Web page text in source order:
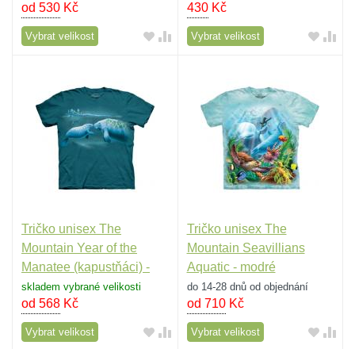
od 530 Kč
Vybrat velikost
430Kč
Vybrat velikost
Tričko unisex The
Mountain Year of the
Manatee (kapustňáci) -
modré
skladem vybrané velikosti
od 568 Kč
Vybrat velikost
Tričko unisex The
Mountain Seavillians
Aquatic - modré
do 14-28 dnů od objednání
od 710Kč
Vybrat velikost